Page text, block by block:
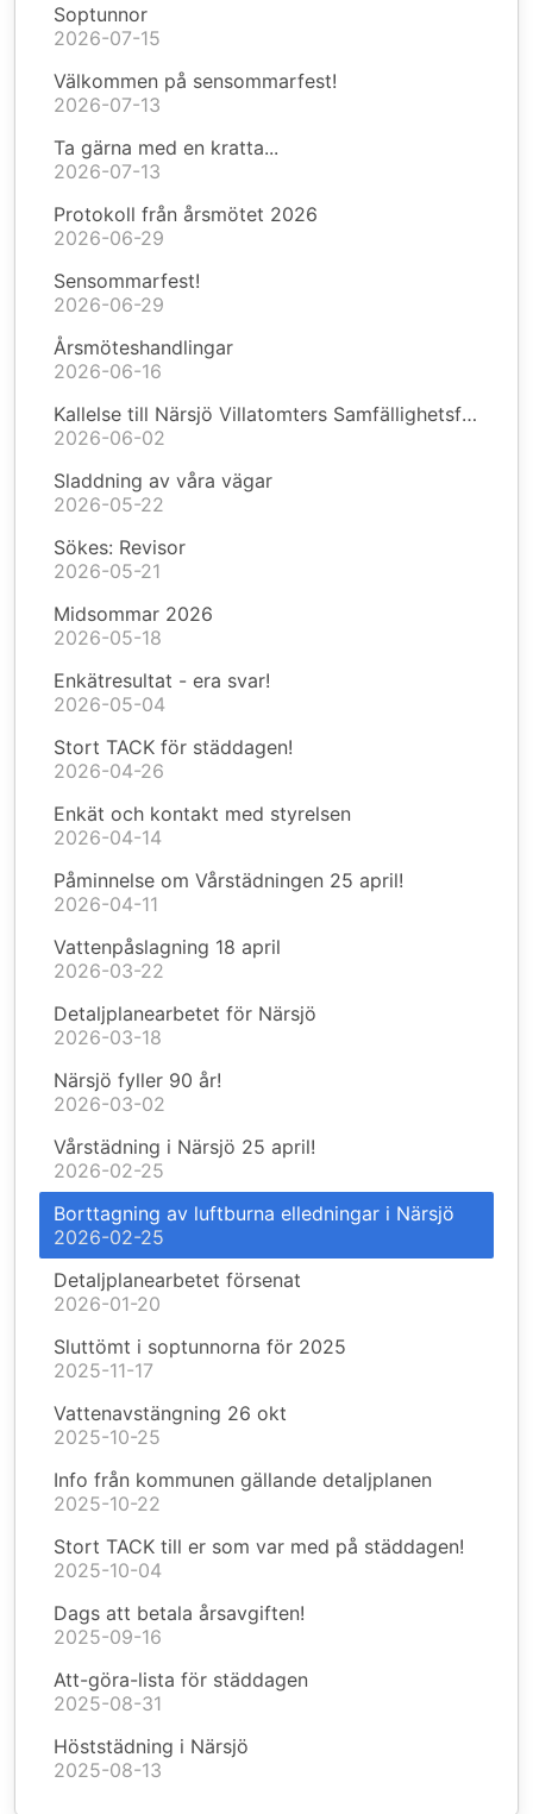
Soptunnor
2026-07-15
Välkommen på sensommarfest!
2026-07-13
Ta gärna med en kratta...
2026-07-13
Protokoll från årsmötet 2026
2026-06-29
Sensommarfest!
2026-06-29
Årsmöteshandlingar
2026-06-16
Kallelse till Närsjö Villatomters Samfällighetsförening årsmöte 2026
2026-06-02
Sladdning av våra vägar
2026-05-22
Sökes: Revisor
2026-05-21
Midsommar 2026
2026-05-18
Enkätresultat - era svar!
2026-05-04
Stort TACK för städdagen!
2026-04-26
Enkät och kontakt med styrelsen
2026-04-14
Påminnelse om Vårstädningen 25 april!
2026-04-11
Vattenpåslagning 18 april
2026-03-22
Detaljplanearbetet för Närsjö
2026-03-18
Närsjö fyller 90 år!
2026-03-02
Vårstädning i Närsjö 25 april!
2026-02-25
Borttagning av luftburna elledningar i Närsjö
2026-02-25
Detaljplanearbetet försenat
2026-01-20
Sluttömt i soptunnorna för 2025
2025-11-17
Vattenavstängning 26 okt
2025-10-25
Info från kommunen gällande detaljplanen
2025-10-22
Stort TACK till er som var med på städdagen!
2025-10-04
Dags att betala årsavgiften!
2025-09-16
Att-göra-lista för städdagen
2025-08-31
Höststädning i Närsjö
2025-08-13